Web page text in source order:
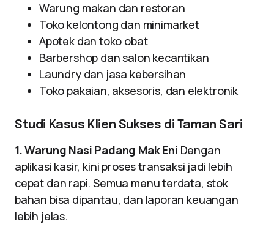
Warung makan dan restoran
Toko kelontong dan minimarket
Apotek dan toko obat
Barbershop dan salon kecantikan
Laundry dan jasa kebersihan
Toko pakaian, aksesoris, dan elektronik
Studi Kasus Klien Sukses di Taman Sari
1. Warung Nasi Padang Mak Eni Dengan
aplikasi kasir, kini proses transaksi jadi lebih
cepat dan rapi. Semua menu terdata, stok
bahan bisa dipantau, dan laporan keuangan
lebih jelas.